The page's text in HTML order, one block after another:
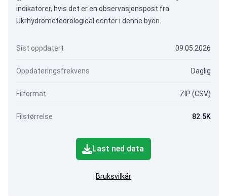
indikatorer, hvis det er en observasjonspost fra
Ukrhydrometeorological center i denne byen.
Sist oppdatert 09.05.2026
Oppdateringsfrekvens Daglig
Filformat ZIP (CSV)
Filstørrelse 82.5K
Last ned data
Bruksvilkår